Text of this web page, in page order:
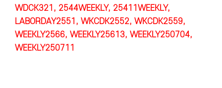
WDCK321, 2544WEEKLY, 25411WEEKLY,
LABORDAY2551, WKCDK2552, WKCDK2559,
WEEKLY2566, WEEKLY25613, WEEKLY250704,
WEEKLY250711